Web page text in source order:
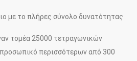
με το πλήρες σύνολο δυνατότητας
τομέα 25000 τετραγωνικών
προσωπικό περισσότερων από 300